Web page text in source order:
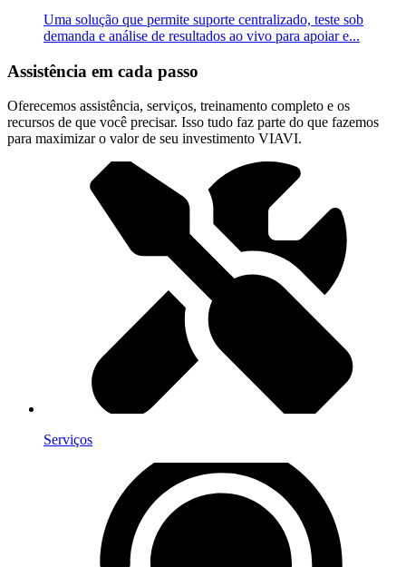
Uma solução que permite suporte centralizado, teste sob
demanda e análise de resultados ao vivo para apoiar e...
Assistência em cada passo
Oferecemos assistência, serviços, treinamento completo e os
recursos de que você precisar. Isso tudo faz parte do que fazemos
para maximizar o valor de seu investimento VIAVI.
Serviços